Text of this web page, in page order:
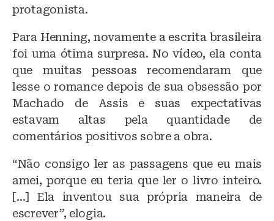
protagonista.
Para Henning, novamente a escrita brasileira
foi uma ótima surpresa. No vídeo, ela conta
que muitas pessoas recomendaram que
lesse o romance depois de sua obsessão por
Machado de Assis e suas expectativas
estavam altas pela quantidade de
comentários positivos sobre a obra.
“Não consigo ler as passagens que eu mais
amei, porque eu teria que ler o livro inteiro.
[…] Ela inventou sua própria maneira de
escrever”, elogia.